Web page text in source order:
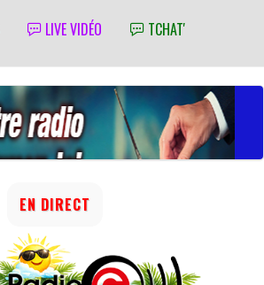
LIVE VIDÉO TCHAT'
EN DIRECT